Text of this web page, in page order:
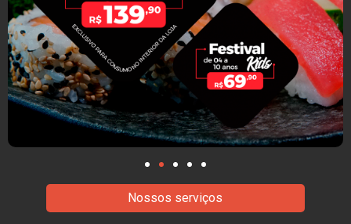
Nossos serviços